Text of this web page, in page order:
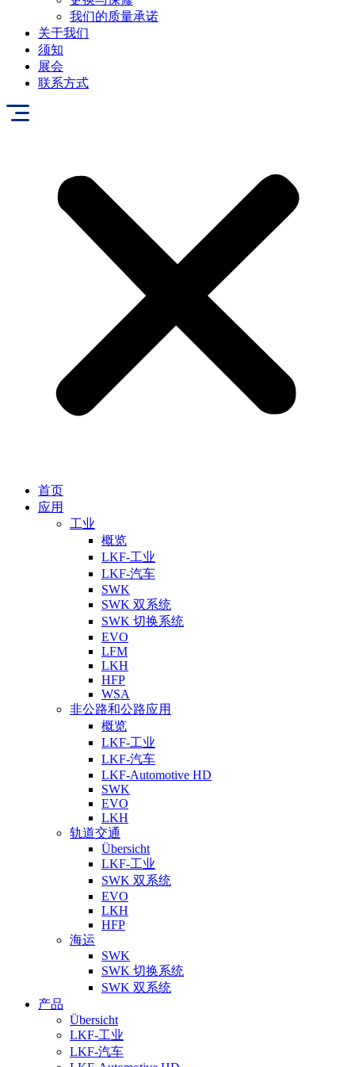
我们的质量承诺
关于我们
须知
展会
联系方式
首页
应用
工业
概览
LKF-工业
LKF-汽车
SWK
SWK 双系统
SWK 切换系统
EVO
LFM
LKH
HFP
WSA
非公路和公路应用
概览
LKF-工业
LKF-汽车
LKF-Automotive HD
SWK
EVO
LKH
轨道交通
Übersicht
LKF-工业
SWK 双系统
EVO
LKH
HFP
海运
SWK
SWK 切换系统
SWK 双系统
产品
Übersicht
LKF-工业
LKF-汽车